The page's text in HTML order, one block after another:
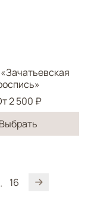
2 500 ₽
Выбрать
16